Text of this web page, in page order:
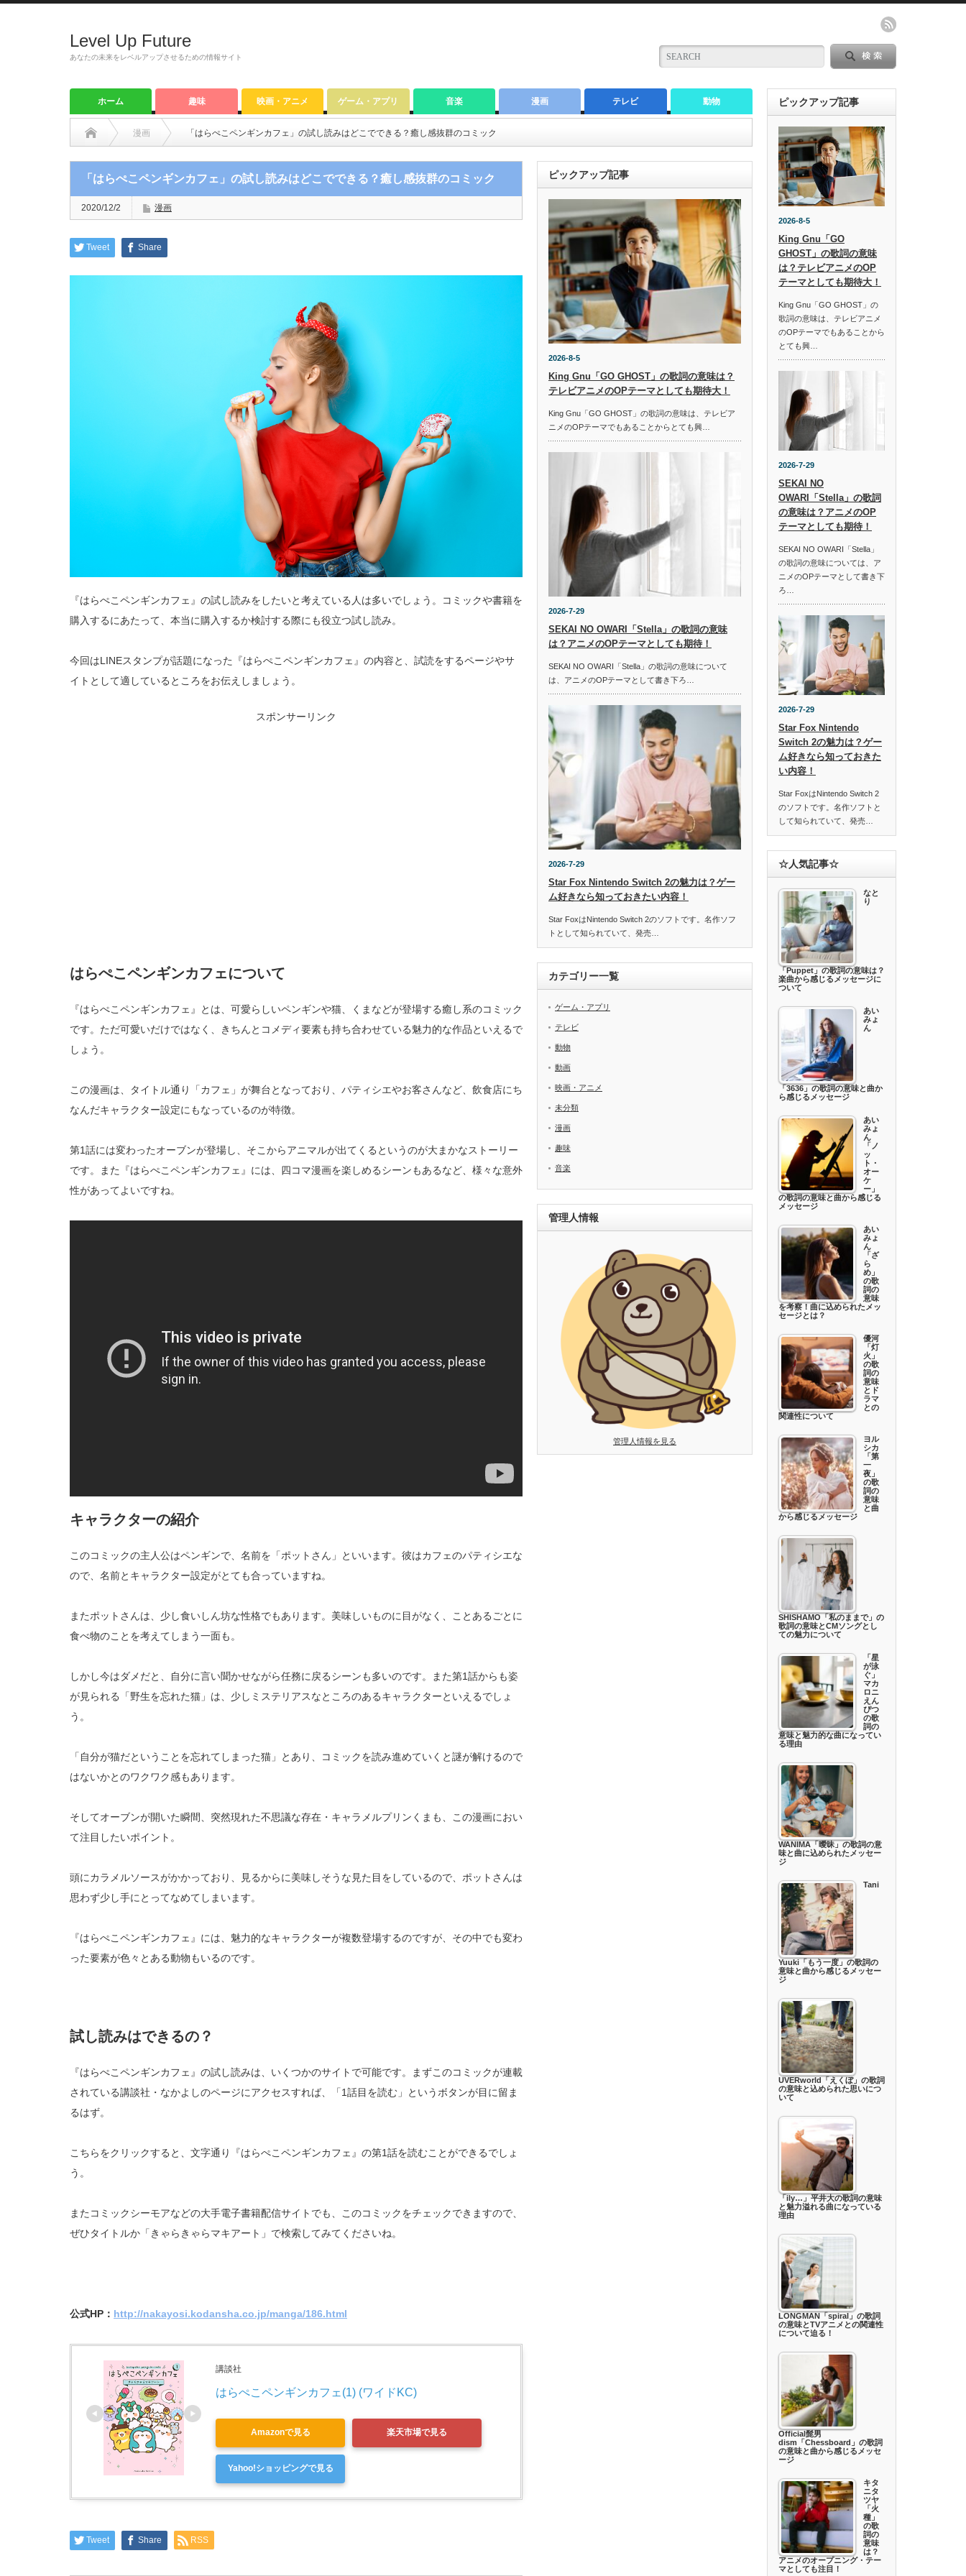
Level Up Future
あなたの未来をレベルアップさせるための情報サイト
ホーム 趣味 映画・アニメ ゲーム・アプリ 音楽 漫画 テレビ 動物
漫画 「はらぺこペンギンカフェ」の試し読みはどこでできる？癒し感抜群のコミック
「はらぺこペンギンカフェ」の試し読みはどこでできる？癒し感抜群のコミック
2020/12/2 漫画
Tweet Share
『はらぺこペンギンカフェ』の試し読みをしたいと考えている人は多いでしょう。コミックや書籍を
購入するにあたって、本当に購入するか検討する際にも役立つ試し読み。
今回はLINEスタンプが話題になった『はらぺこペンギンカフェ』の内容と、試読をするページやサ
イトとして適しているところをお伝えしましょう。
スポンサーリンク
はらぺこペンギンカフェについて
『はらぺこペンギンカフェ』とは、可愛らしいペンギンや猫、くまなどが登場する癒し系のコミック
です。ただ可愛いだけではなく、きちんとコメディ要素も持ち合わせている魅力的な作品といえるで
しょう。
この漫画は、タイトル通り「カフェ」が舞台となっており、パティシエやお客さんなど、飲食店にち
なんだキャラクター設定にもなっているのが特徴。
第1話には変わったオーブンが登場し、そこからアニマルが出てくるというのが大まかなストーリー
です。また『はらぺこペンギンカフェ』には、四コマ漫画を楽しめるシーンもあるなど、様々な意外
性があってよいですね。
キャラクターの紹介
このコミックの主人公はペンギンで、名前を「ポットさん」といいます。彼はカフェのパティシエな
ので、名前とキャラクター設定がとても合っていますね。
またポットさんは、少し食いしん坊な性格でもあります。美味しいものに目がなく、ことあるごとに
食べ物のことを考えてしまう一面も。
しかし今はダメだと、自分に言い聞かせながら任務に戻るシーンも多いのです。また第1話からも姿
が見られる「野生を忘れた猫」は、少しミステリアスなところのあるキャラクターといえるでしょ
う。
「自分が猫だということを忘れてしまった猫」とあり、コミックを読み進めていくと謎が解けるので
はないかとのワクワク感もあります。
そしてオーブンが開いた瞬間、突然現れた不思議な存在・キャラメルプリンくまも、この漫画におい
て注目したいポイント。
頭にカラメルソースがかかっており、見るからに美味しそうな見た目をしているので、ポットさんは
思わず少し手にとってなめてしまいます。
『はらぺこペンギンカフェ』には、魅力的なキャラクターが複数登場するのですが、その中でも変わ
った要素が色々とある動物もいるのです。
試し読みはできるの？
『はらぺこペンギンカフェ』の試し読みは、いくつかのサイトで可能です。まずこのコミックが連載
されている講談社・なかよしのページにアクセスすれば、「1話目を読む」というボタンが目に留ま
るはず。
こちらをクリックすると、文字通り『はらぺこペンギンカフェ』の第1話を読むことができるでしょ
う。
またコミックシーモアなどの大手電子書籍配信サイトでも、このコミックをチェックできますので、
ぜひタイトルか「きゃらきゃらマキアート」で検索してみてくださいね。
公式HP： http://nakayosi.kodansha.co.jp/manga/186.html
講談社
はらぺこペンギンカフェ(1) (ワイドKC)
Amazonで見る 楽天市場で見る
Yahoo!ショッピングで見る
Tweet Share RSS
ピックアップ記事
2026-8-5
King Gnu「GO GHOST」の歌詞の意味は？
テレビアニメのOPテーマとしても期待大！
King Gnu「GO GHOST」の歌詞の意味は、テレビア
ニメのOPテーマでもあることからとても興…
2026-7-29
SEKAI NO OWARI「Stella」の歌詞の意味
は？アニメのOPテーマとしても期待！
SEKAI NO OWARI「Stella」の歌詞の意味について
は、アニメのOPテーマとして書き下ろ…
2026-7-29
Star Fox Nintendo Switch 2の魅力は？ゲー
ム好きなら知っておきたい内容！
Star FoxはNintendo Switch 2のソフトです。名作ソフ
トとして知られていて、発売…
カテゴリー一覧
ゲーム・アプリ
テレビ
動物
動画
映画・アニメ
未分類
漫画
趣味
音楽
管理人情報
管理人情報を見る
ピックアップ記事
2026-8-5
King Gnu「GO
GHOST」の歌詞の意味
は？テレビアニメのOP
テーマとしても期待大！
King Gnu「GO GHOST」の
歌詞の意味は、テレビアニメ
のOPテーマでもあることから
とても興…
2026-7-29
SEKAI NO
OWARI「Stella」の歌詞
の意味は？アニメのOP
テーマとしても期待！
SEKAI NO OWARI「Stella」
の歌詞の意味については、ア
ニメのOPテーマとして書き下
ろ…
2026-7-29
Star Fox Nintendo
Switch 2の魅力は？ゲー
ム好きなら知っておきた
い内容！
Star FoxはNintendo Switch 2
のソフトです。名作ソフトと
して知られていて、発売…
☆人気記事☆
なと
り
「Puppet」の歌詞の意味は？
楽曲から感じるメッセージに
ついて
あい
みょ
ん
「3636」の歌詞の意味と曲か
ら感じるメッセージ
あい
みょ
ん
「ノ
ッ
ト・
オー
ケ
ー」
の歌詞の意味と曲から感じる
メッセージ
あい
みょ
ん
「ざ
ら
め」
の歌
詞の
意味
を考察！曲に込められたメッ
セージとは？
優河
「灯
火」
の歌
詞の
意味
とド
ラマ
との
関連性について
ヨル
シカ
「第
一
夜」
の歌
詞の
意味
と曲
から感じるメッセージ
SHISHAMO「私のままで」の
歌詞の意味とCMソングとし
ての魅力について
「星
が泳
ぐ」
マカ
ロニ
えん
ぴつ
の歌
詞の
意味と魅力的な曲になってい
る理由
WANIMA「曖昧」の歌詞の意
味と曲に込められたメッセー
ジ
Tani
Yuuki「もう一度」の歌詞の
意味と曲から感じるメッセー
ジ
UVERworld「えくぼ」の歌詞
の意味と込められた思いにつ
いて
「ily…」平井大の歌詞の意味
と魅力溢れる曲になっている
理由
LONGMAN「spiral」の歌詞
の意味とTVアニメとの関連性
について迫る！
Official髭男
dism「Chessboard」の歌詞
の意味と曲から感じるメッセ
ージ
キタ
ニタ
ツヤ
「火
種」
の歌
詞の
意味
は？
アニメのオープニング・テー
マとしても注目！